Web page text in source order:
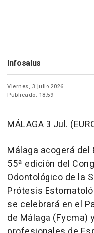
Infosalus
Viernes, 3 julio 2026
Publicado: 18:59
MÁLAGA 3 Jul.
Málaga acogerá del
55ª edición del
Odontológico de la
Prótesis
se celebrará en el
de Málaga (Fycma)